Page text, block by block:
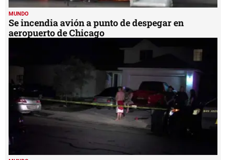
MUNDO
Se incendia avión a punto de despegar en
aeropuerto de Chicago